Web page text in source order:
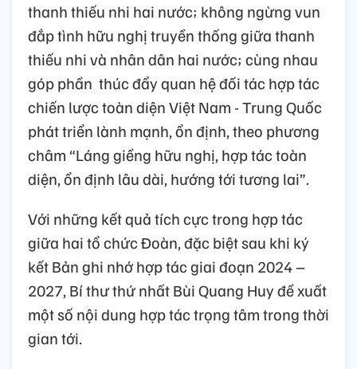
thanh thiếu nhi hai nước; không ngừng vun
đắp tình hữu nghị truyền thống giữa thanh
thiếu nhi và nhân dân hai nước; cùng nhau
góp phần thúc đẩy quan hệ đối tác hợp tác
chiến lược toàn diện Việt Nam - Trung Quốc
phát triển lành mạnh, ổn định, theo phương
châm “Láng giềng hữu nghị, hợp tác toàn
diện, ổn định lâu dài, hướng tới tương lai”.
Với những kết quả tích cực trong hợp tác
giữa hai tổ chức Đoàn, đặc biệt sau khi ký
kết Bản ghi nhớ hợp tác giai đoạn 2024 –
2027, Bí thư thứ nhất Bùi Quang Huy đề xuất
một số nội dung hợp tác trọng tâm trong thời
gian tới.